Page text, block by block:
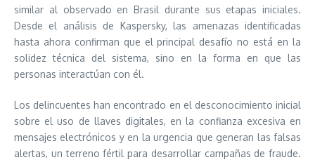
similar al observado en Brasil durante sus etapas iniciales.
Desde el análisis de Kaspersky, las amenazas identificadas
hasta ahora confirman que el principal desafío no está en la
solidez técnica del sistema, sino en la forma en que las
personas interactúan con él.
Los delincuentes han encontrado en el desconocimiento inicial
sobre el uso de llaves digitales, en la confianza excesiva en
mensajes electrónicos y en la urgencia que generan las falsas
alertas, un terreno fértil para desarrollar campañas de fraude.